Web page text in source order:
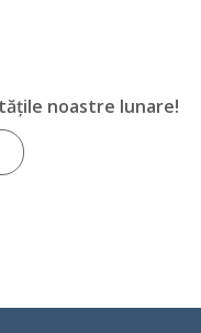
noastre lunare!